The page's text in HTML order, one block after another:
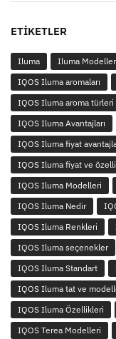
ETIKETLER
Iluma Iluma
IQOS Iluma aromaları
IQOS Iluma aroma türleri
IQOS Iluma Avantajları
IQOS Iluma fiyat
IQOS Iluma fiyat ve
IQOS Iluma Modelleri
IQOS Iluma Nedir
IQOS Iluma Renkleri
IQOS Iluma seçenekler
IQOS Iluma Standart
IQOS Iluma tat ve
IQOS Iluma Özellikleri
IQOS Terea Modelleri